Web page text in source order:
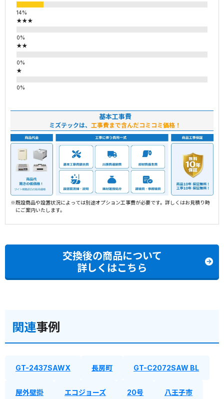
★★★
★★
★
基本工事費
ミズテックは、 工事費まで含んだコミコミ価格！
※既設商品や設置状況によっては別途オプション工事費が必要です。詳しくはお見積り時
にご案内いたします。
交換後の商品について
詳しくはこちら
関連事例
GT-2437SAWX 長房町 GT-C2072SAW BL
屋外壁掛 エコジョーズ 20号 八王子市